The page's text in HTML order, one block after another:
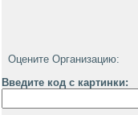
Оцените Организацию:
Введите код с картинки: